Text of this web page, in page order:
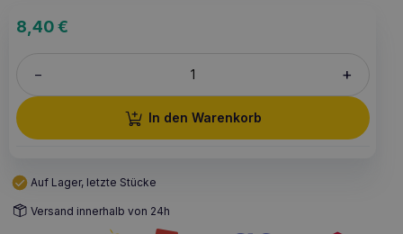
8,40€
– +
In den Warenkorb
Auf Lager, letzte Stücke
Versand innerhalb von 24h